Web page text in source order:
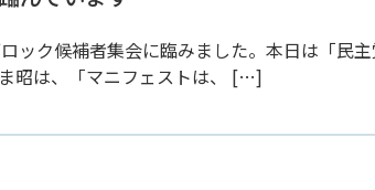
ック候補者集会に臨みました。本日は「民
昭は、「マニフェストは、 […]